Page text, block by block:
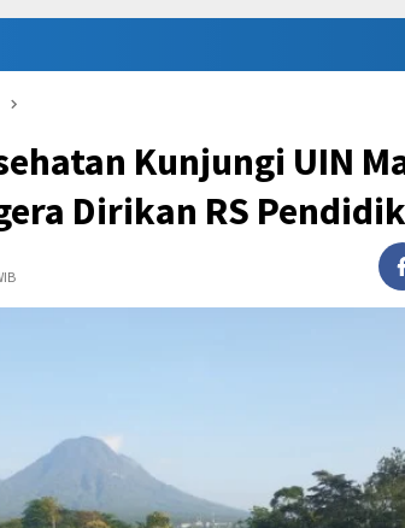
Kunjungi UIN
Dirikan RS